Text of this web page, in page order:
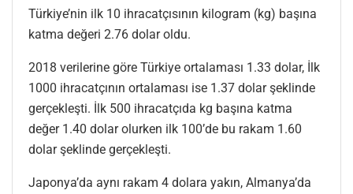
Türkiye’nin ilk 10 ihracatçısının kilogram (kg) başına
katma değeri 2.76 dolar oldu.
2018 verilerine göre Türkiye ortalaması 1.33 dolar, İlk
1000 ihracatçının ortalaması ise 1.37 dolar şeklinde
gerçekleşti. İlk 500 ihracatçıda kg başına katma
değer 1.40 dolar olurken ilk 100’de bu rakam 1.60
dolar şeklinde gerçekleşti.
Japonya’da aynı rakam 4 dolara yakın, Almanya’da